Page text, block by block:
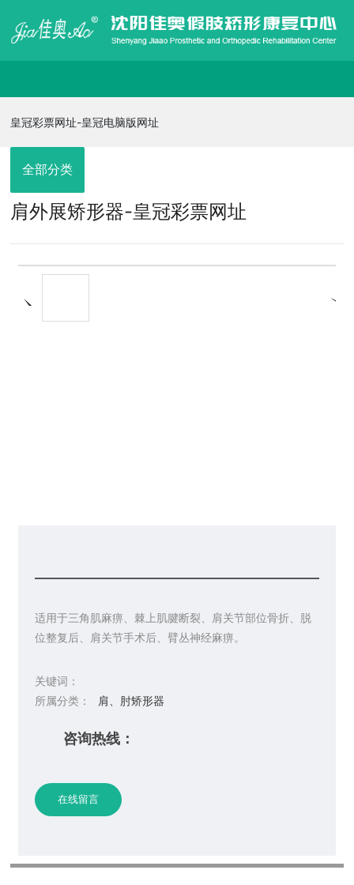
皇冠彩票网址-皇冠电脑版网址
走进佳奥
皇冠电脑版网址的产品展示
信息发布
皇冠彩票网址-皇冠电脑版网址
全部分类
肩外展矫形器-皇冠彩票网址
适用于三角肌麻痹、棘上肌腱断裂、肩关节部位骨折、脱
位整复后、肩关节手术后、臂丛神经麻痹。
关键词：
所属分类：
肩、肘矫形器
咨询热线：
在线留言